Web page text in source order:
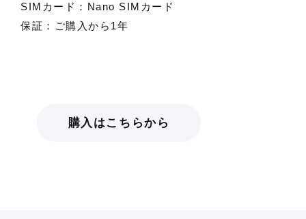
SIMカード：Nano SIMカード
保証：ご購入から1年
購入はこちらから